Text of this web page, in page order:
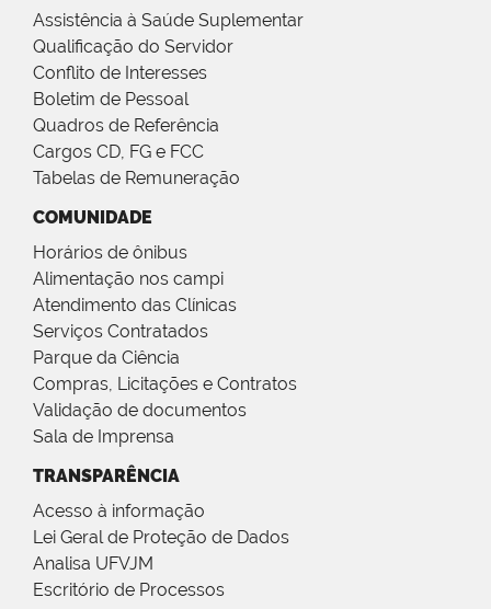
Assistência à Saúde Suplementar
Qualificação do Servidor
Conflito de Interesses
Boletim de Pessoal
Quadros de Referência
Cargos CD, FG e FCC
Tabelas de Remuneração
COMUNIDADE
Horários de ônibus
Alimentação nos campi
Atendimento das Clínicas
Serviços Contratados
Parque da Ciência
Compras, Licitações e Contratos
Validação de documentos
Sala de Imprensa
TRANSPARÊNCIA
Acesso à informação
Lei Geral de Proteção de Dados
Analisa UFVJM
Escritório de Processos